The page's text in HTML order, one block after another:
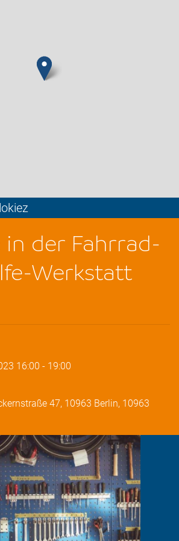
in der Fahrrad-
Werkstatt
16:00 - 19:00
47, 10963 Berlin, 10963